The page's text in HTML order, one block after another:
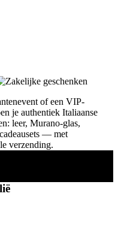
of een VIP-
je authentiek Italiaanse
leer, Murano-glas,
— met
verzending.